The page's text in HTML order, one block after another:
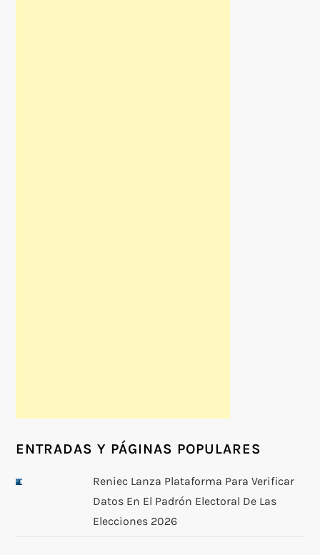
ENTRADAS Y PÁGINAS POPULARES
Reniec Lanza Plataforma Para Verificar
Datos En El Padrón Electoral De Las
Elecciones 2026